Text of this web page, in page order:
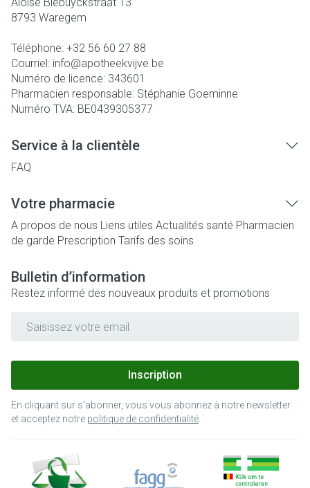
8793 Waregem
Téléphone: +32 56 60 27 88
Courriel: info@apotheekvijve.be
Numéro de licence: 343601
Pharmacien responsable: Stéphanie Goeminne
Numéro TVA: BE0439305377
Service à la clientèle
FAQ
Votre pharmacie
A propos de nous Liens utiles Actualités santé Pharmacien
de garde Prescription Tarifs des soins
Bulletin d’information
Restez informé des nouveaux produits et promotions
Inscription
En cliquant sur s'abonner, vous vous abonnez à notre newsletter
et acceptez notre politique de confidentialité